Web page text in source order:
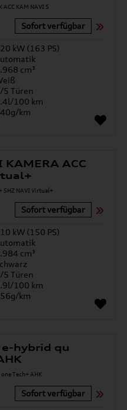
Sofort verfügbar
kW (163 PS)
cm³
5 Türen
100 km
km
ACC
Sofort verfügbar
kW (150 PS)
cm³
5 Türen
100 km
km
hybrid qu
Sofort verfügbar